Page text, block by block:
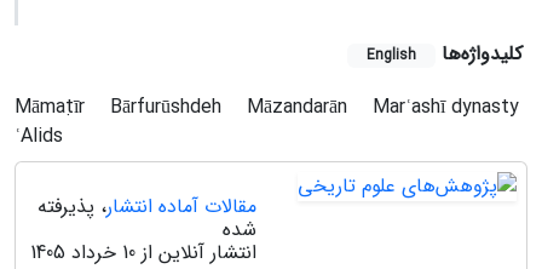
کلیدواژه‌ها English
Māmaṭīr Bārfurūshdeh Māzandarān
Marʿashī dynasty
ʿAlids
مقالات آماده انتشار، پذیرفته
شده
انتشار آنلاین از 10 خرداد 1405